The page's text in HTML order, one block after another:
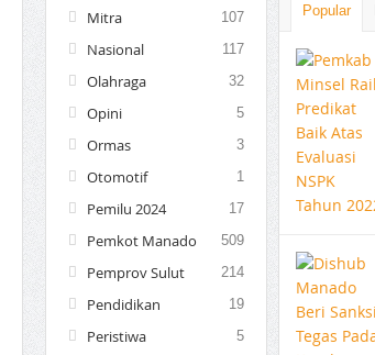
Mitra 107
Nasional 117
Olahraga 32
Opini 5
Ormas 3
Otomotif 1
Pemilu 2024 17
Pemkot Manado 509
Pemprov Sulut 214
Pendidikan 19
Peristiwa 5
Popular